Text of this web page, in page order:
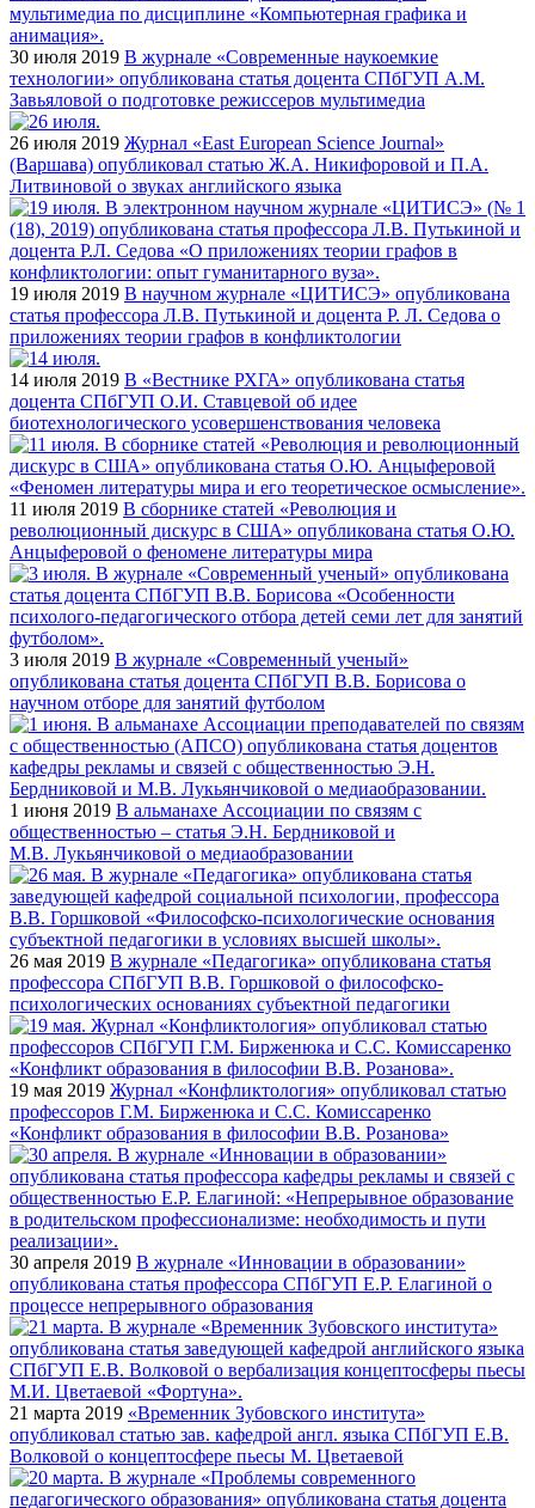
30 июля 2019 В журнале «Современные наукоемкие
технологии» опубликована статья доцента СПбГУП А.М.
Завьяловой о подготовке режиссеров мультимедиа
26 июля 2019 Журнал «East European Science Journal»
(Варшава) опубликовал статью Ж.А. Никифоровой и П.А.
Литвиновой о звуках английского языка
19 июля 2019 В научном журнале «ЦИТИСЭ» опубликована
статья профессора Л.В. Путькиной и доцента Р. Л. Седова о
приложениях теории графов в конфликтологии
14 июля 2019 В «Вестнике РХГА» опубликована статья
доцента СПбГУП О.И. Ставцевой об идее
биотехнологического усовершенствования человека
11 июля 2019 В сборнике статей «Революция и
революционный дискурс в США» опубликована статья О.Ю.
Анцыферовой о феномене литературы мира
3 июля 2019 В журнале «Современный ученый»
опубликована статья доцента СПбГУП В.В. Борисова о
научном отборе для занятий футболом
1 июня 2019 В альманахе Ассоциации по связям с
общественностью – статья Э.Н. Бердниковой и
М.В. Лукьянчиковой о медиаобразовании
26 мая 2019 В журнале «Педагогика» опубликована статья
профессора СПбГУП В.В. Горшковой о философско-
психологических основаниях субъектной педагогики
19 мая 2019 Журнал «Конфликтология» опубликовал статью
профессоров Г.М. Бирженюка и С.С. Комиссаренко
«Конфликт образования в философии В.В. Розанова»
30 апреля 2019 В журнале «Инновации в образовании»
опубликована статья профессора СПбГУП Е.Р. Елагиной о
процессе непрерывного образования
21 марта 2019 «Временник Зубовского института»
опубликовал статью зав. кафедрой англ. языка СПбГУП Е.В.
Волковой о концептосфере пьесы М. Цветаевой